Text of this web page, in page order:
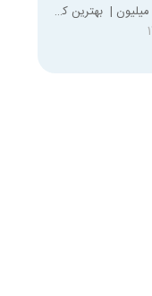
خط تولید با 100 میلیون | بهترین کسب و کار با صد میلیون